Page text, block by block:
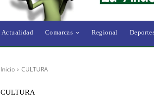
Actualidad Comarcas Regional
Inicio CULTURA
CULTURA